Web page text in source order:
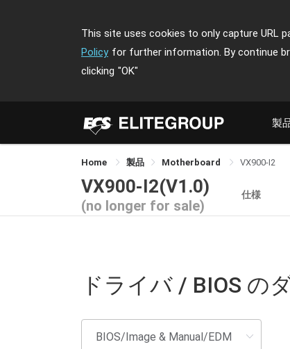
This site uses cookies to only capture URL
Policy for further information. By continue
clicking "OK"
製
Home 製品 Motherboard VX900-I2
VX900-I2(V1.0)
(no longer for sale)
仕様
ドライバ / BIOS の